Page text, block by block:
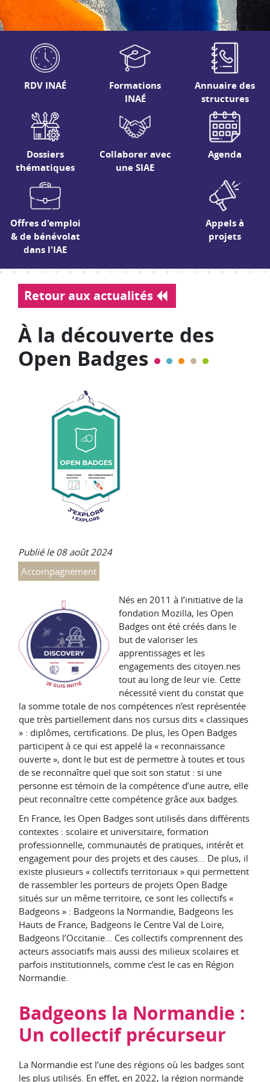
RDV INAÉ
Formations
INAÉ
Annuaire des
structures
Dossiers
thématiques
Collaborer avec
une SIAE
Agenda
Offres d'emploi
& de bénévolat
dans l'IAE
Appels à
projets
Retour aux actualités
À la découverte des
Open Badges
Publié le 08 août 2024
Accompagnement
Nés en 2011 à l’initiative de la
fondation Mozilla, les Open
Badges ont été créés dans le
but de valoriser les
apprentissages et les
engagements des citoyen.nes
tout au long de leur vie. Cette
nécessité vient du constat que
la somme totale de nos compétences n’est représentée
que très partiellement dans nos cursus dits « classiques
» : diplômes, certifications. De plus, les Open Badges
participent à ce qui est appelé la « reconnaissance
ouverte », dont le but est de permettre à toutes et tous
de se reconnaître quel que soit son statut : si une
personne est témoin de la compétence d’une autre, elle
peut reconnaître cette compétence grâce aux badges.
En France, les Open Badges sont utilisés dans différents
contextes : scolaire et universitaire, formation
professionnelle, communautés de pratiques, intérêt et
engagement pour des projets et des causes… De plus, il
existe plusieurs « collectifs territoriaux » qui permettent
de rassembler les porteurs de projets Open Badge
situés sur un même territoire, ce sont les collectifs «
Badgeons » : Badgeons la Normandie, Badgeons les
Hauts de France, Badgeons le Centre Val de Loire,
Badgeons l’Occitanie… Ces collectifs comprennent des
acteurs associatifs mais aussi des milieux scolaires et
parfois institutionnels, comme c’est le cas en Région
Normandie.
Badgeons la Normandie :
Un collectif précurseur
La Normandie est l’une des régions où les badges sont
les plus utilisés. En effet, en 2022, la région normande